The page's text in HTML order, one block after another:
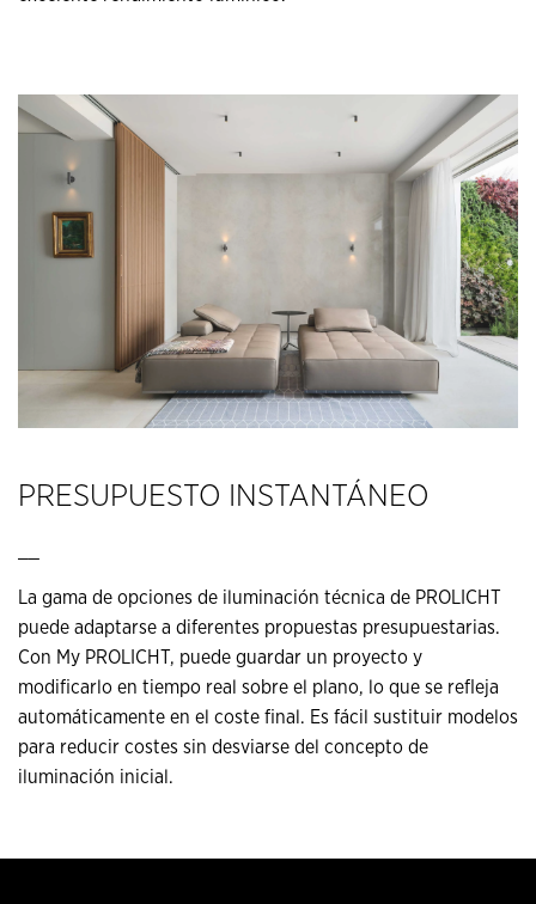
PRESUPUESTO INSTANTÁNEO
La gama de opciones de iluminación técnica de PROLICHT
puede adaptarse a diferentes propuestas presupuestarias.
Con My PROLICHT, puede guardar un proyecto y
modificarlo en tiempo real sobre el plano, lo que se refleja
automáticamente en el coste final. Es fácil sustituir modelos
para reducir costes sin desviarse del concepto de
iluminación inicial.